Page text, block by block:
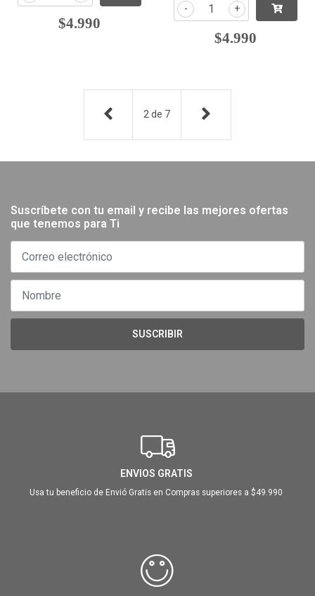
$4.990
+
-
$4.990
2 de 7
Suscríbete con tu email y recibe las mejores ofertas
que tenemos para Ti
SUSCRIBIR
ENVIOS GRATIS
Usa tu beneficio de Envió Gratis en Compras superiores a $49.990